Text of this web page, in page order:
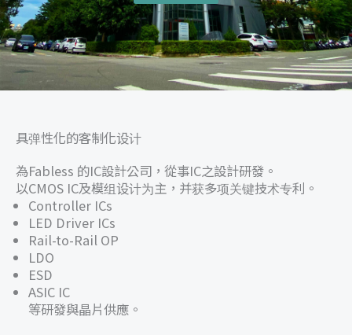
具弹性化的客制化设计
為Fabless 的IC設計公司，從事IC之設計研發。
以CMOS IC及模组设计为主，并获多项关键技术专利。
Controller ICs
LED Driver ICs
Rail-to-Rail OP
LDO
ESD
ASIC IC
等研發與晶片供應。